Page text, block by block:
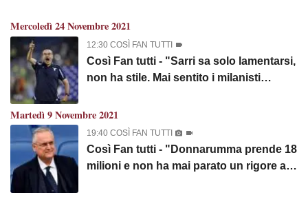
Mercoledì 24 Novembre 2021
12:30 COSÌ FAN TUTTI
Così Fan tutti - "Sarri sa solo lamentarsi,
non ha stile. Mai sentito i milanisti
avete rotto Osimhen e Anguissa. Intorno
all'Inter c'è prostituzione intellettuale"
Martedì 9 Novembre 2021
19:40 COSÌ FAN TUTTI
Così Fan tutti - "Donnarumma prende 18
milioni e non ha mai parato un rigore al